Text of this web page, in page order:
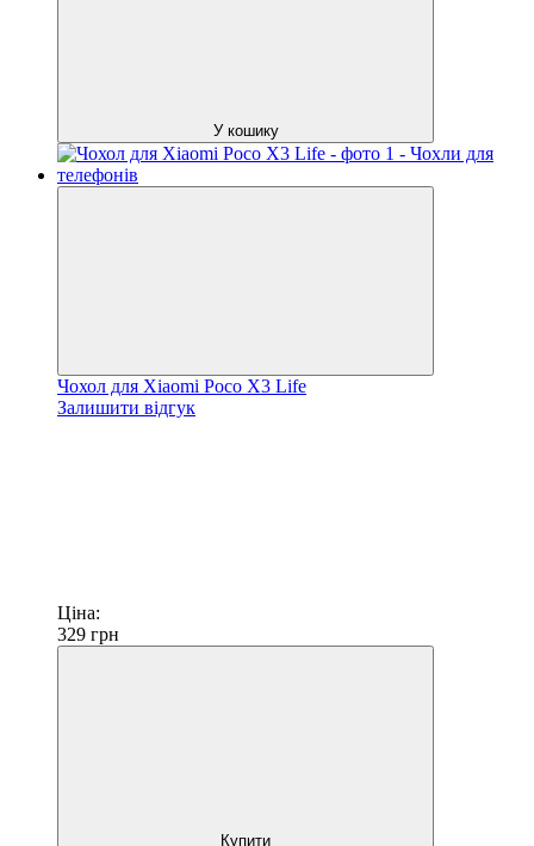
У кошику
Чохол для Xiaomi Poco X3 Life
Залишити відгук
Ціна:
329 грн
Купити